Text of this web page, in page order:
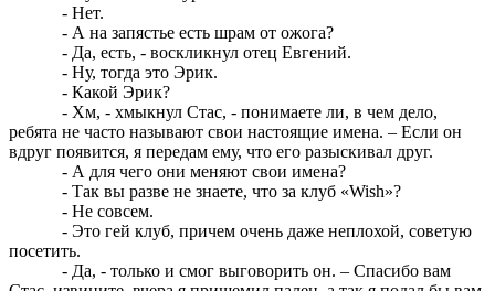
- Нет.
- А на запястье есть шрам от ожога?
- Да, есть, - воскликнул отец Евгений.
- Ну, тогда это Эрик.
- Какой Эрик?
- Хм, - хмыкнул Стас, - понимаете ли, в чем дело,
ребята не часто называют свои настоящие имена. – Если он
вдруг появится, я передам ему, что его разыскивал друг.
- А для чего они меняют свои имена?
- Так вы разве не знаете, что за клуб «Wish»?
- Не совсем.
- Это гей клуб, причем очень даже неплохой, советую
посетить.
- Да, - только и смог выговорить он. – Спасибо вам